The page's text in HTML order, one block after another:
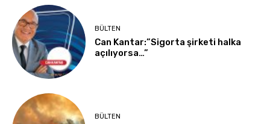
BÜLTEN
Can Kantar:”Sigorta şirketi halka
açılıyorsa…”
BÜLTEN